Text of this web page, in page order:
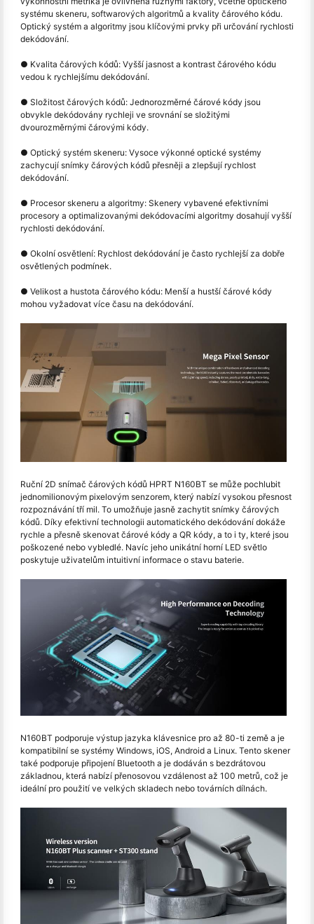
systému skeneru, softwarových algoritmů a kvality čárového kódu.
Optický systém a algoritmy jsou klíčovými prvky při určování rychlosti
dekódování.
● Kvalita čárových kódů: Vyšší jasnost a kontrast čárového kódu
vedou k rychlejšímu dekódování.
● Složitost čárových kódů: Jednorozměrné čárové kódy jsou
obvykle dekódovány rychleji ve srovnání se složitými
dvourozměrnými čárovými kódy.
● Optický systém skeneru: Vysoce výkonné optické systémy
zachycují snímky čárových kódů přesněji a zlepšují rychlost
dekódování.
● Procesor skeneru a algoritmy: Skenery vybavené efektivními
procesory a optimalizovanými dekódovacími algoritmy dosahují vyšší
rychlosti dekódování.
● Okolní osvětlení: Rychlost dekódování je často rychlejší za dobře
osvětlených podmínek.
● Velikost a hustota čárového kódu: Menší a hustší čárové kódy
mohou vyžadovat více času na dekódování.
Ruční 2D snímač čárových kódů HPRT N160BT se může pochlubit
jednomilionovým pixelovým senzorem, který nabízí vysokou přesnost
rozpoznávání tří mil. To umožňuje jasně zachytit snímky čárových
kódů. Díky efektivní technologii automatického dekódování dokáže
rychle a přesně skenovat čárové kódy a QR kódy, a to i ty, které jsou
poškozené nebo vybledlé. Navíc jeho unikátní horní LED světlo
poskytuje uživatelům intuitivní informace o stavu baterie.
N160BT podporuje výstup jazyka klávesnice pro až 80-ti země a je
kompatibilní se systémy Windows, iOS, Android a Linux. Tento skener
také podporuje připojení Bluetooth a je dodáván s bezdrátovou
základnou, která nabízí přenosovou vzdálenost až 100 metrů, což je
ideální pro použití ve velkých skladech nebo továrních dílnách.